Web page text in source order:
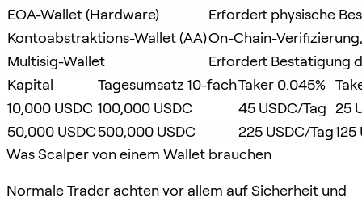
EOA-Wallet (Hardware)
Erfordert physische
Kontoabstraktions-Wallet (AA)On-Chain-
Multisig-Wallet
Erfordert Bestätigung
Kapital
Tagesumsatz 10-fachTaker 0.045%
10,000 USDC 100,000 USDC 45 USDC/Tag
25
50,000 USDC500,000 USDC 225 USDC/Tag125
Was Scalper von einem Wallet brauchen
Normale Trader achten vor allem auf Sicherheit und